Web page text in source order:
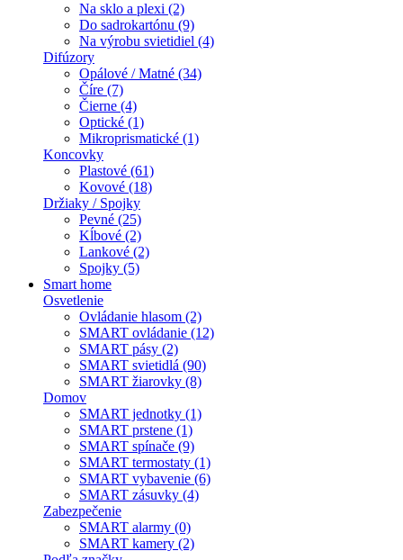
Na sklo a plexi (2)
Do sadrokartónu (9)
Na výrobu svietidiel (4)
Difúzory
Opálové / Matné (34)
Číre (7)
Čierne (4)
Optické (1)
Mikroprismatické (1)
Koncovky
Plastové (61)
Kovové (18)
Držiaky / Spojky
Pevné (25)
Kĺbové (2)
Lankové (2)
Spojky (5)
Smart home
Osvetlenie
Ovládanie hlasom (2)
SMART ovládanie (12)
SMART pásy (2)
SMART svietidlá (90)
SMART žiarovky (8)
Domov
SMART jednotky (1)
SMART prstene (1)
SMART spínače (9)
SMART termostaty (1)
SMART vybavenie (6)
SMART zásuvky (4)
Zabezpečenie
SMART alarmy (0)
SMART kamery (2)